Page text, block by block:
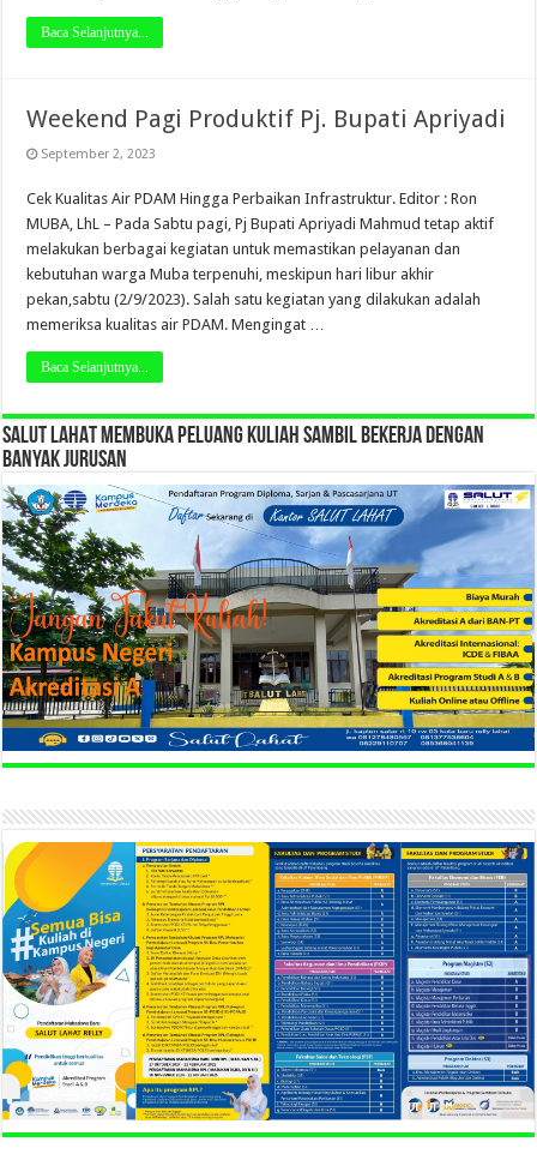
Baca Selanjutnya...
Weekend Pagi Produktif Pj. Bupati Apriyadi
September 2, 2023
Cek Kualitas Air PDAM Hingga Perbaikan Infrastruktur. Editor : Ron
MUBA, LhL – Pada Sabtu pagi, Pj Bupati Apriyadi Mahmud tetap aktif
melakukan berbagai kegiatan untuk memastikan pelayanan dan
kebutuhan warga Muba terpenuhi, meskipun hari libur akhir
pekan,sabtu (2/9/2023). Salah satu kegiatan yang dilakukan adalah
memeriksa kualitas air PDAM. Mengingat …
Baca Selanjutnya...
SALUT LAHAT MEMBUKA PELUANG KULIAH SAMBIL BEKERJA DENGAN
BANYAK JURUSAN